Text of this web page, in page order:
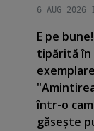
6 AUG 2026
E pe
tipărită în
într-o
găseşte